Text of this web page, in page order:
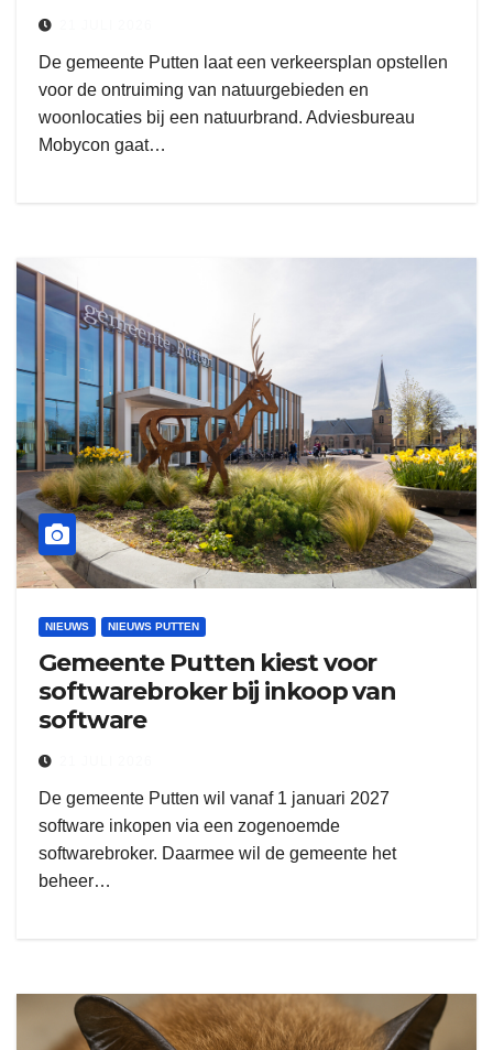
De gemeente Putten laat een verkeersplan opstellen
voor de ontruiming van natuurgebieden en
woonlocaties bij een natuurbrand. Adviesbureau
Mobycon gaat…
NIEUWS NIEUWS PUTTEN
Gemeente Putten kiest voor
softwarebroker bij inkoop van
software
De gemeente Putten wil vanaf 1 januari 2027
software inkopen via een zogenoemde
softwarebroker. Daarmee wil de gemeente het
beheer…